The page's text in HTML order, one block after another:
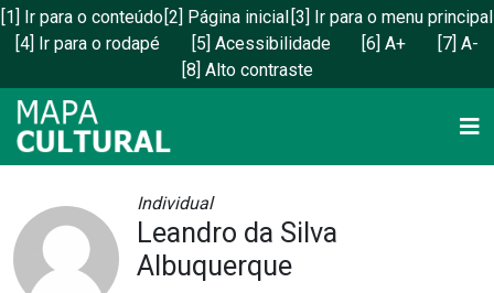
[1] Ir para o conteúdo[2] Página inicial [3] Ir para o menu principal
[4] Ir para o rodapé
[5] Acessibilidade [6] A+
[7] A-
[8] Alto contraste
Individual
Leandro da Silva
Albuquerque